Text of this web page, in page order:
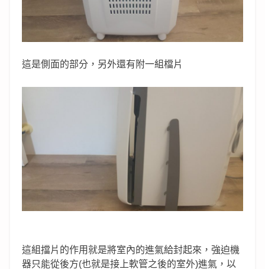
這是側面的部分，另外還有附一組檔片
這組擋片的作用就是將室內的進氣給封起來，強迫機
器只能從後方(也就是接上軟管之後的室外)進氣，以